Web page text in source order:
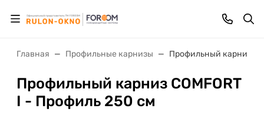
Главная Профильные карнизы Профильный карниз
Профильный карниз COMFORT
I - Профиль 250 см